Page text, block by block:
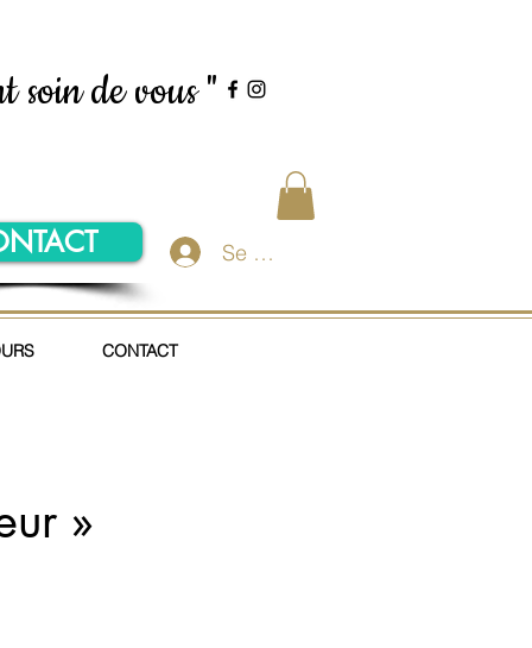
soin de vous "
Se connecter
CONTACT
»